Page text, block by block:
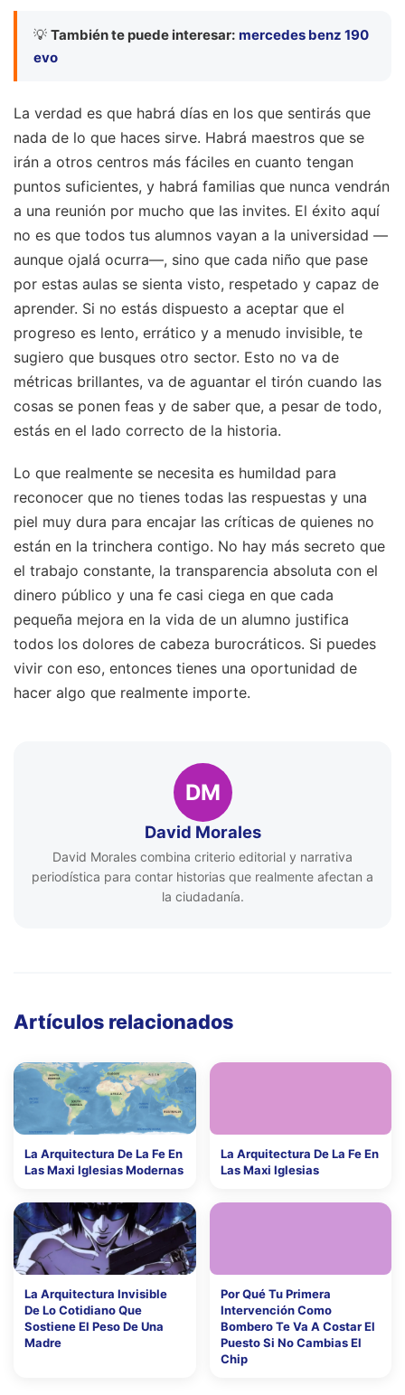
💡 También te puede interesar: mercedes benz 190
evo
La verdad es que habrá días en los que sentirás que
nada de lo que haces sirve. Habrá maestros que se
irán a otros centros más fáciles en cuanto tengan
puntos suficientes, y habrá familias que nunca vendrán
a una reunión por mucho que las invites. El éxito aquí
no es que todos tus alumnos vayan a la universidad —
aunque ojalá ocurra—, sino que cada niño que pase
por estas aulas se sienta visto, respetado y capaz de
aprender. Si no estás dispuesto a aceptar que el
progreso es lento, errático y a menudo invisible, te
sugiero que busques otro sector. Esto no va de
métricas brillantes, va de aguantar el tirón cuando las
cosas se ponen feas y de saber que, a pesar de todo,
estás en el lado correcto de la historia.
Lo que realmente se necesita es humildad para
reconocer que no tienes todas las respuestas y una
piel muy dura para encajar las críticas de quienes no
están en la trinchera contigo. No hay más secreto que
el trabajo constante, la transparencia absoluta con el
dinero público y una fe casi ciega en que cada
pequeña mejora en la vida de un alumno justifica
todos los dolores de cabeza burocráticos. Si puedes
vivir con eso, entonces tienes una oportunidad de
hacer algo que realmente importe.
DM
David Morales
David Morales combina criterio editorial y narrativa
periodística para contar historias que realmente afectan a
la ciudadanía.
Artículos relacionados
La Arquitectura De La Fe En
Las Maxi Iglesias Modernas
La Arquitectura De La Fe En
Las Maxi Iglesias
La Arquitectura Invisible
De Lo Cotidiano Que
Sostiene El Peso De Una
Madre
Por Qué Tu Primera
Intervención Como
Bombero Te Va A Costar El
Puesto Si No Cambias El
Chip